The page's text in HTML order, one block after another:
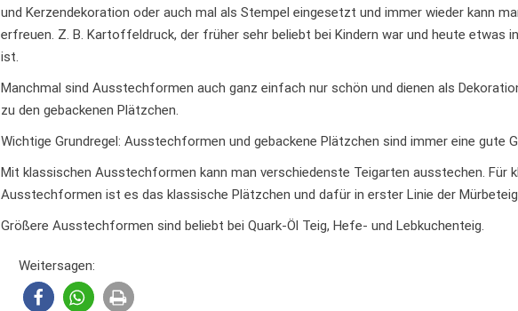
und Kerzendekoration oder auch mal als Stempel eingesetzt und immer wieder kann
erfreuen. Z. B. Kartoffeldruck, der früher sehr beliebt bei Kindern war und heute etwas
ist.
Manchmal sind Ausstechformen auch ganz einfach nur schön und dienen als
zu den gebackenen Plätzchen.
Wichtige Grundregel: Ausstechformen und gebackene Plätzchen sind immer eine gute
Mit klassischen Ausstechformen kann man verschiedenste Teigarten ausstechen. Für
Ausstechformen ist es das klassische Plätzchen und dafür in erster Linie der Mürbeteig
Größere Ausstechformen sind beliebt bei Quark-Öl Teig, Hefe- und Lebkuchenteig.
Weitersagen: